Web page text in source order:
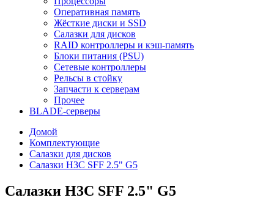
Оперативная память
Жёсткие диски и SSD
Салазки для дисков
RAID контроллеры и кэш-память
Блоки питания (PSU)
Сетевые контроллеры
Рельсы в стойку
Запчасти к серверам
Прочее
BLADE-серверы
Домой
Комплектующие
Салазки для дисков
Салазки H3C SFF 2.5" G5
Салазки H3C SFF 2.5" G5